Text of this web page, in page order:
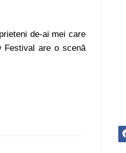
de-ai mei care
Festival are o scenă